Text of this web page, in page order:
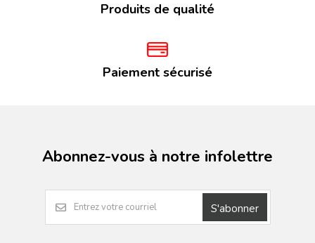
Produits de qualité
Paiement sécurisé
Abonnez-vous à notre infolettre
S'abonner